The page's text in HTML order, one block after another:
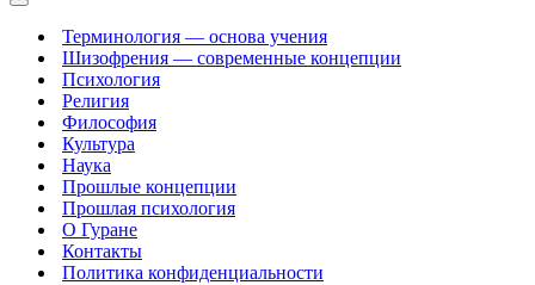
Меню
навигацииТерминология — основа учения
Шизофрения — современные концепции
Психология
Религия
Философия
Культура
Наука
Прошлые концепции
Прошлая психология
О Гуране
Контакты
Политика конфиденциальности